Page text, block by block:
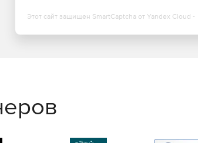
Этот сайт защищен SmartCaptcha от Yandex Cloud -